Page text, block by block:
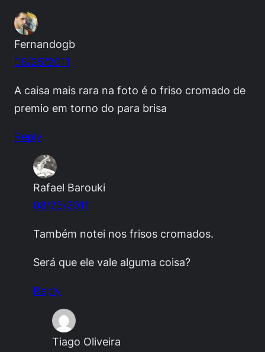
Fernandogb
08/25/2011
A caisa mais rara na foto é o friso cromado de
premio em torno do para brisa
Reply
Rafael Barouki
08/25/2011
Também notei nos frisos cromados.
Será que ele vale alguma coisa?
Reply
Tiago Oliveira